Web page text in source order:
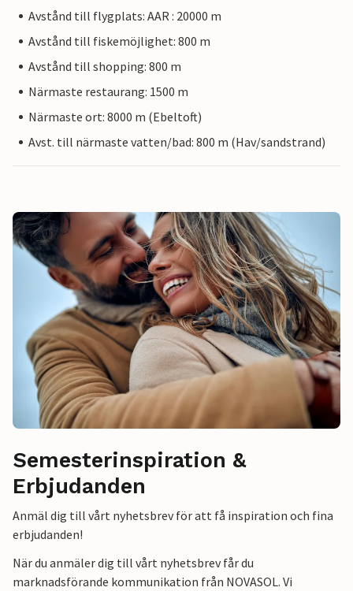
Avstånd till flygplats: AAR : 20000 m
Avstånd till fiskemöjlighet: 800 m
Avstånd till shopping: 800 m
Närmaste restaurang: 1500 m
Närmaste ort: 8000 m (Ebeltoft)
Avst. till närmaste vatten/bad: 800 m (Hav/sandstrand)
Semesterinspiration &
Erbjudanden
Anmäl dig till vårt nyhetsbrev för att få inspiration och fina
erbjudanden!
När du anmäler dig till vårt nyhetsbrev får du
marknadsförande kommunikation från NOVASOL. Vi